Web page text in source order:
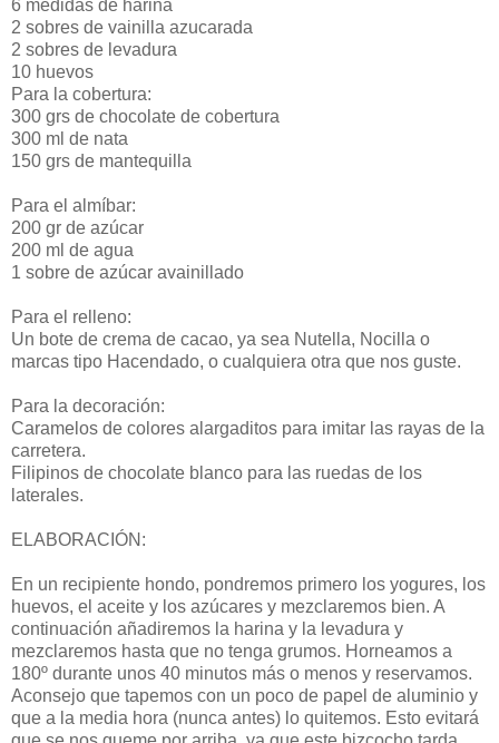
6 medidas de harina
2 sobres de vainilla azucarada
2 sobres de levadura
10 huevos
Para la cobertura:
300 grs de chocolate de cobertura
300 ml de nata
150 grs de mantequilla
Para el almíbar:
200 gr de azúcar
200 ml de agua
1 sobre de azúcar avainillado
Para el relleno:
Un bote de crema de cacao, ya sea Nutella, Nocilla o
marcas tipo Hacendado, o cualquiera otra que nos guste.
Para la decoración:
Caramelos de colores alargaditos para imitar las rayas de la
carretera.
Filipinos de chocolate blanco para las ruedas de los
laterales.
ELABORACIÓN:
En un recipiente hondo, pondremos primero los yogures, los
huevos, el aceite y los azúcares y mezclaremos bien. A
continuación añadiremos la harina y la levadura y
mezclaremos hasta que no tenga grumos. Horneamos a
180º durante unos 40 minutos más o menos y reservamos.
Aconsejo que tapemos con un poco de papel de aluminio y
que a la media hora (nunca antes) lo quitemos. Esto evitará